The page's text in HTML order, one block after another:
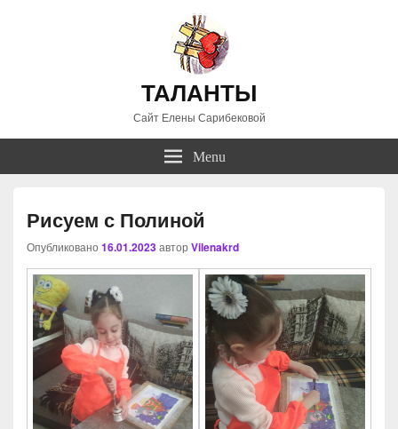
ТАЛАНТЫ
Сайт Елены Сарибековой
Menu
Рисуем с Полиной
Опубликовано 16.01.2023автор Vilenakrd